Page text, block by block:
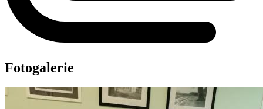
Fotogalerie